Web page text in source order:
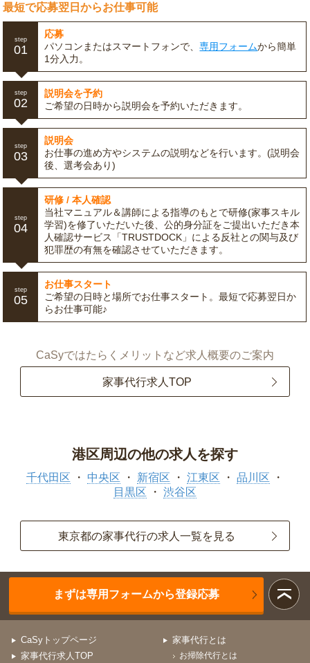
最短で応募翌日からお仕事可能
step
01
応募
パソコンまたはスマートフォンで、専用フォームから簡単
1分入力。
step
02
説明会を予約
ご希望の日時から説明会を予約いただきます。
step
03
説明会
お仕事の進め方やシステムの説明などを行います。(説明会
後、選考会あり)
step
04
研修 / 本人確認
当社マニュアル＆講師による指導のもとで研修(家事スキル
学習)を修了いただいた後、公的身分証をご提出いただき本
人確認サービス「TRUSTDOCK」による反社との関与及び
犯罪歴の有無を確認させていただきます。
step
05
お仕事スタート
ご希望の日時と場所でお仕事スタート。最短で応募翌日か
らお仕事可能♪
CaSyではたらくメリットなど求人概要のご案内
家事代行求人TOP
港区周辺の他の求人を探す
千代田区 中央区 新宿区 江東区
品川区
目黒区
渋谷区
東京都の家事代行の求人一覧を見る
まずは専用フォームから登録応募
CaSyトップページ
家事代行求人TOP
家事代行とは
お掃除代行とは